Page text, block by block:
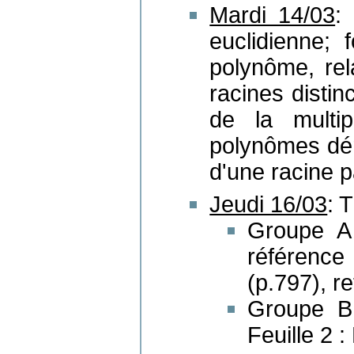
Mardi 14/03:
euclidienne;
polynôme,
racines
de la
polynômes
d'une racine
Jeudi 16/03:
Groupe
(p.797),
Groupe
Feuille 2